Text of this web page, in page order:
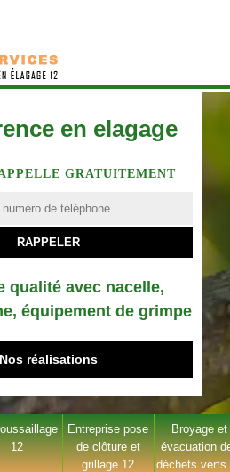
en elagage
GRATUITEMENT
qualité avec nacelle,
équipement de grimpe
Nos réalisations
12
Entreprise pose
de clôture et
grillage 12
Broyage et
évacuation
déchets verts